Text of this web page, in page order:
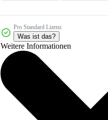
Pro Standard Lizenz
Was ist das?
Weitere Informationen